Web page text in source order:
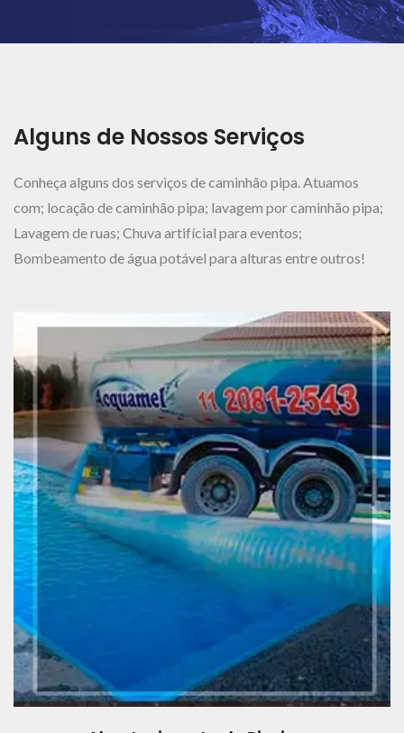
Alguns de Nossos Serviços
Conheça alguns dos serviços de caminhão pipa. Atuamos
com; locação de caminhão pipa; lavagem por caminhão pipa;
Lavagem de ruas; Chuva artifícial para eventos;
Bombeamento de água potável para alturas entre outros!